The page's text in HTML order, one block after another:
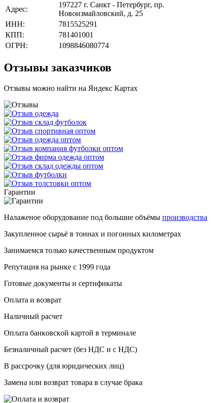
Адрес:
197227 г. Санкт - Петербург, пр.
Новоизмайловский, д. 25
ИНН:
7815525291
КПП:
781401001
ОГРН:
1098846080774
Отзывы заказчиков
Отзывы можно найти на Яндекс Картах
Гарантии
Налаженое оборудование под большие объёмы производства
Закупленное сырьё в тоннах и погонных километрах
Занимаемся только качественным продуктом
Репутация на рынке с 1999 года
Готовые документы и сертификаты
Оплата и возврат
Haличный pacчeт
Oплaтa бaнкoвcкoй кapтoй в терминале
Бeзнaличный pacчeт (бeз HДC и с НДС)
B paccpoчку (для юридических лиц)
Замена или возврат товара в случае брака